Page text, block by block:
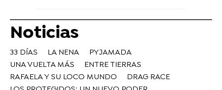
Noticias
33 DÍAS LA NENA
PYJAMADA
UNA VUELTA MÁS
ENTRE TIERRAS
RAFAELA Y SU LOCO MUNDO
DRAG RACE